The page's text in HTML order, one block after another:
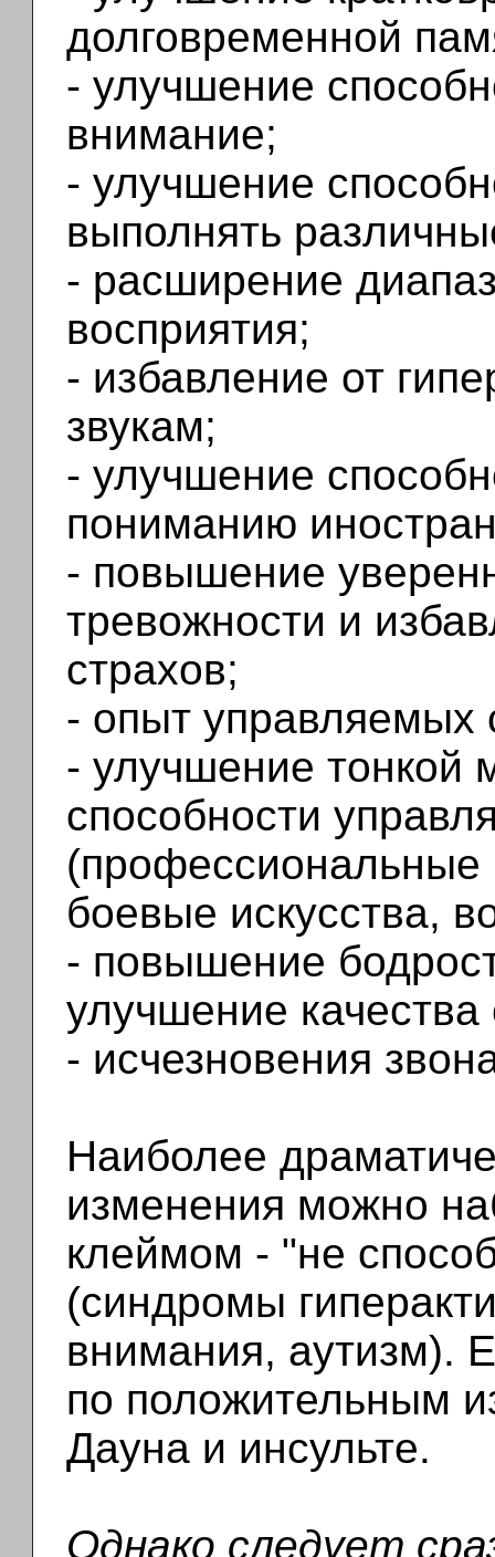
долговременной
- улучшение
внимание;
- улучшение
выполнять
- расширение
восприятия;
- избавление от
звукам;
- улучшение
пониманию
- повышение
тревожности и
страхов;
- опыт управляемых
- улучшение тонкой
способности
боевые искусства,
- повышение
улучшение
- исчезновения
Наиболее
изменения можно
клеймом - "не
(синдромы
внимания, аутизм).
по положительным
Дауна и инсульте.
Однако следует